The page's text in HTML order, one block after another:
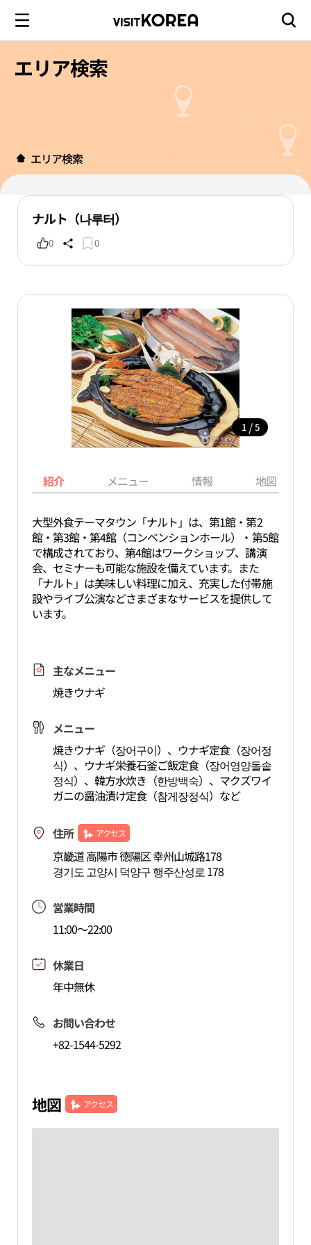
エリア検索
エリア検索
ナルト（나루터）
0 0
1 / 5
紹介 メニュー 情報 地図
大型外食テーマタウン「ナルト」は、第1館・第2
館・第3館・第4館（コンベンションホール）・第5館
で構成されており、第4館はワークショップ、講演
会、セミナーも可能な施設を備えています。また
「ナルト」は美味しい料理に加え、充実した付帯施
設やライブ公演などさまざまなサービスを提供して
います。
主なメニュー
焼きウナギ
メニュー
焼きウナギ（장어구이）、ウナギ定食（장어정
식）、ウナギ栄養石釜ご飯定食（장어영양돌솥
정식）、韓方水炊き（한방백숙）、マクズワイ
ガニの醤油漬け定食（참게장정식）など
住所 アクセス
京畿道 高陽市 徳陽区 幸州山城路178
경기도 고양시 덕양구 행주산성로 178
営業時間
11:00～22:00
休業日
年中無休
お問い合わせ
+82-1544-5292
地図 アクセス